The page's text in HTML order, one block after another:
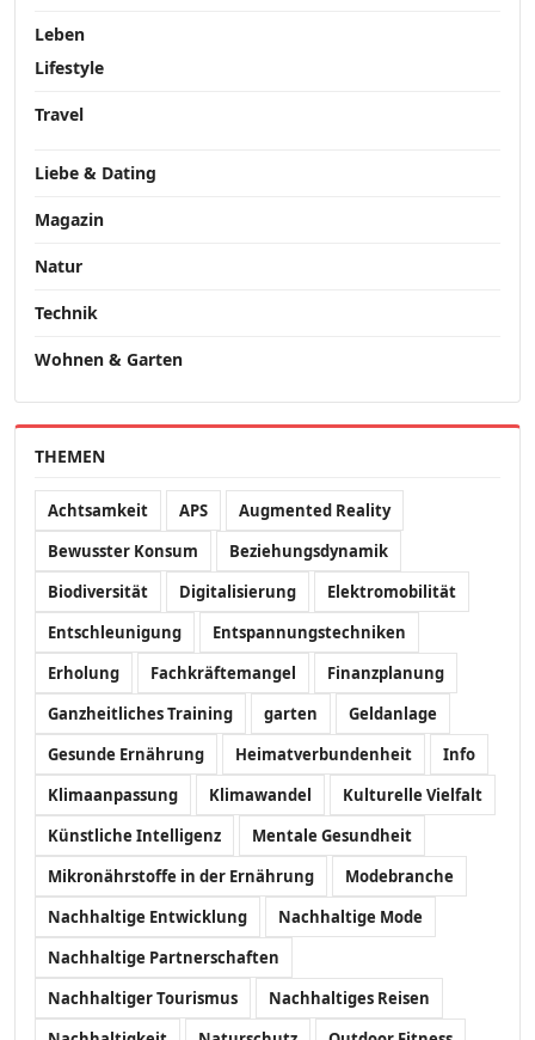
Leben
Lifestyle
Travel
Liebe & Dating
Magazin
Natur
Technik
Wohnen & Garten
THEMEN
Achtsamkeit APS
Augmented Reality
Bewusster Konsum
Beziehungsdynamik
Biodiversität
Digitalisierung
Elektromobilität
Entschleunigung
Entspannungstechniken
Erholung
Fachkräftemangel
Finanzplanung
Ganzheitliches Training
garten
Geldanlage
Gesunde Ernährung
Heimatverbundenheit
Info
Klimaanpassung
Klimawandel
Kulturelle Vielfalt
Künstliche Intelligenz
Mentale Gesundheit
Mikronährstoffe in der Ernährung
Modebranche
Nachhaltige Entwicklung
Nachhaltige Mode
Nachhaltige Partnerschaften
Nachhaltiger Tourismus
Nachhaltiges Reisen